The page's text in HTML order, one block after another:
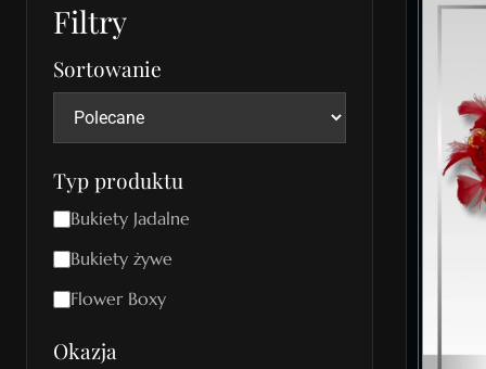
Filtry
Sortowanie
Typ produktu
Bukiety Jadalne
Bukiety żywe
Flower Boxy
Okazja